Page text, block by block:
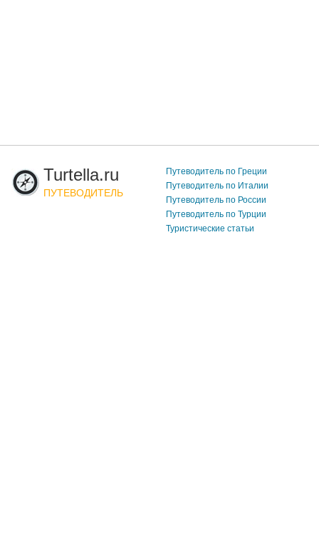
Turtella.ru
ПУТЕВОДИТЕЛЬ
Путеводитель по Греции
Путеводитель по Италии
Путеводитель по России
Путеводитель по Турции
Туристические статьи